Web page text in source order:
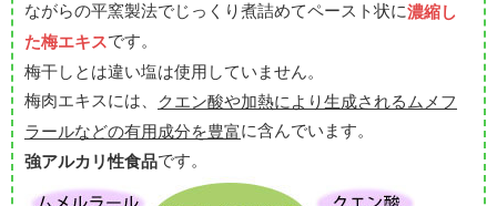
ながらの平窯製法でじっくり煮詰めてペースト状に濃縮し
た梅エキスです。
梅干しとは違い塩は使用していません。
梅肉エキスには、
クエン酸や加熱により生成されるムメフ
ラールなどの有用成分を豊富に含んでいます。
強アルカリ性食品です。